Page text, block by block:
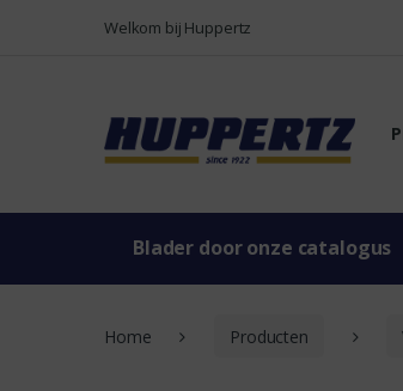
Welkom bij Huppertz
Blader door onze catalogus
Home Producten